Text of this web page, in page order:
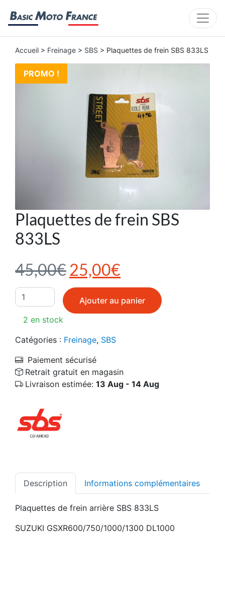
Accueil > Freinage > SBS > Plaquettes de frein SBS 833LS
PROMO !
Plaquettes de frein SBS
833LS
45,00€ Le prix initial était :
25,00€
2 en stock
quantité de Plaquettes de frein SBS 833LS
Ajouter au panier
Catégories : Freinage, SBS
Paiement sécurisé
Retrait gratuit en magasin
Livraison estimée: 13 Aug - 14 Aug
Description Informations complémentaires
Plaquettes de frein arrière SBS 833LS
SUZUKI GSXR600/750/1000/1300 DL1000